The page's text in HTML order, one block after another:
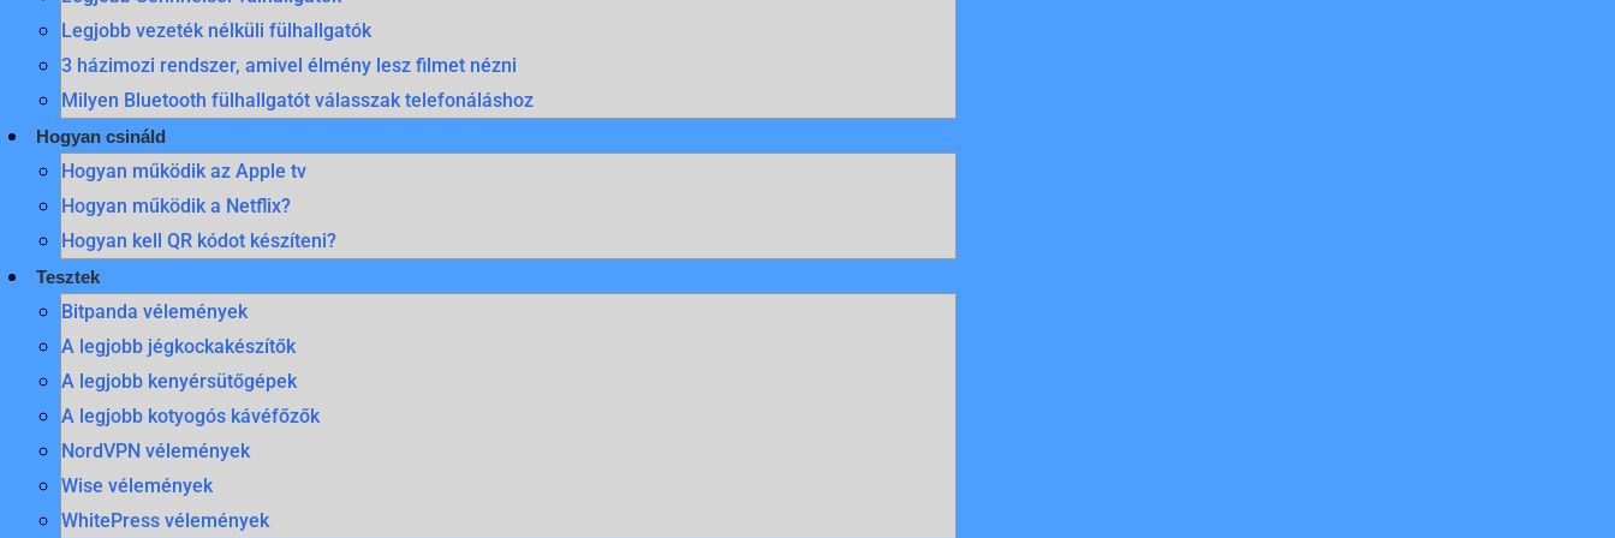
Legjobb vezeték nélküli fülhallgatók
3 házimozi rendszer, amivel élmény lesz filmet nézni
Milyen Bluetooth fülhallgatót válasszak telefonáláshoz
Hogyan csináld
Hogyan működik az Apple tv
Hogyan működik a Netflix?
Hogyan kell QR kódot készíteni?
Tesztek
Bitpanda vélemények
A legjobb jégkockakészítők
A legjobb kenyérsütőgépek
A legjobb kotyogós kávéfőzők
NordVPN vélemények
Wise vélemények
WhitePress vélemények